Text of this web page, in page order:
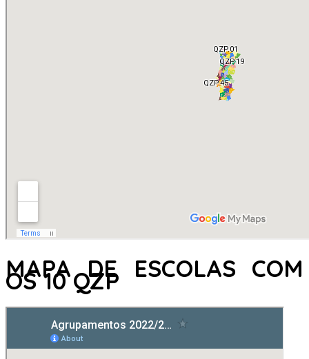
MAPA DE ESCOLAS COM
OS 10 QZP